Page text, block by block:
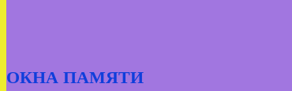
ОКНА ПАМЯТИ